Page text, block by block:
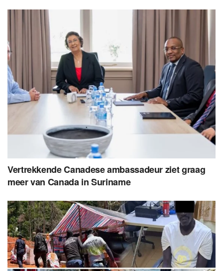
Vertrekkende Canadese ambassadeur ziet graag
meer van Canada in Suriname